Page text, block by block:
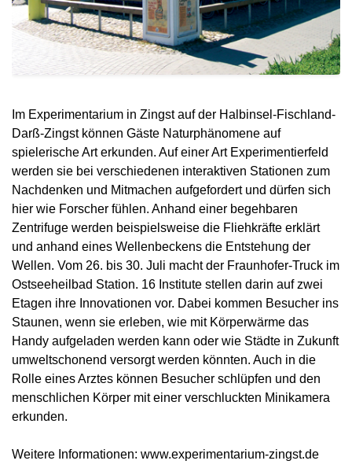
Im Experimentarium in Zingst auf der Halbinsel-Fischland-
Darß-Zingst können Gäste Naturphänomene auf
spielerische Art erkunden. Auf einer Art Experimentierfeld
werden sie bei verschiedenen interaktiven Stationen zum
Nachdenken und Mitmachen aufgefordert und dürfen sich
hier wie Forscher fühlen. Anhand einer begehbaren
Zentrifuge werden beispielsweise die Fliehkräfte erklärt
und anhand eines Wellenbeckens die Entstehung der
Wellen. Vom 26. bis 30. Juli macht der Fraunhofer-Truck im
Ostseeheilbad Station. 16 Institute stellen darin auf zwei
Etagen ihre Innovationen vor. Dabei kommen Besucher ins
Staunen, wenn sie erleben, wie mit Körperwärme das
Handy aufgeladen werden kann oder wie Städte in Zukunft
umweltschonend versorgt werden könnten. Auch in die
Rolle eines Arztes können Besucher schlüpfen und den
menschlichen Körper mit einer verschluckten Minikamera
erkunden.
Weitere Informationen: www.experimentarium-zingst.de